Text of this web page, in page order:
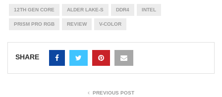
12TH GEN CORE ALDER LAKE-S DDR4 INTEL
PRISM PRO RGB REVIEW V-COLOR
SHARE
PREVIOUS POST